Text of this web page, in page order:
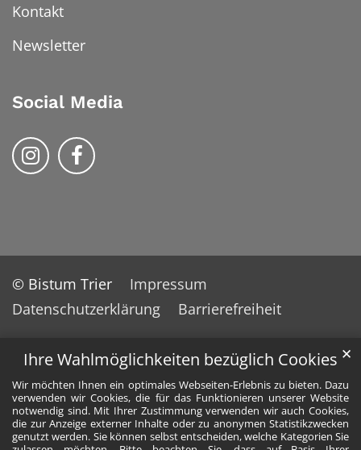
Ihre Wahlmöglichkeiten bezüglich Cookies
Wir möchten Ihnen ein optimales Webseiten-Erlebnis zu bieten. Dazu
verwenden wir Cookies, die für das Funktionieren unserer Website
notwendig sind. Mit Ihrer Zustimmung verwenden wir auch Cookies,
die zur Anzeige externer Inhalte oder zu anonymen Statistikzwecken
genutzt werden. Sie können selbst entscheiden, welche Kategorien Sie
✕
Kontakt
Newsletter
Social Media
Bistum Trier auf Instragram
Bistum Trier auf Facebook
© Bistum Trier
Impressum
Datenschutzerklärung
Barrierefreiheit